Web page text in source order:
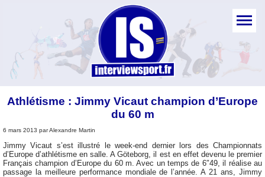
Athlétisme : Jimmy Vicaut champion d’Europe
du 60 m
6 mars 2013 par Alexandre Martin
Jimmy Vicaut s’est illustré le week-end dernier lors des Championnats
d’Europe d’athlétisme en salle. A Göteborg, il est en effet devenu le premier
Français champion d’Europe du 60 m. Avec un temps de 6″49, il réalise au
passage la meilleure performance mondiale de l’année. A 21 ans, Jimmy